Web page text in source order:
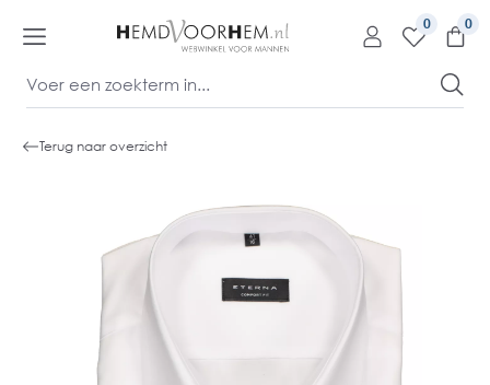
0
Terug naar overzicht